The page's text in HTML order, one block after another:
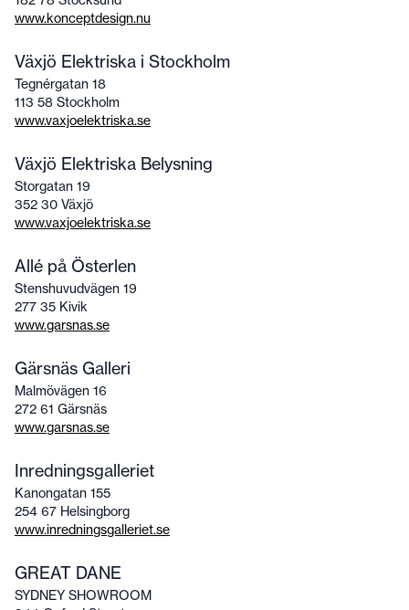
www.konceptdesign.nu
Växjö Elektriska i Stockholm
Tegnérgatan 18
113 58 Stockholm
www.vaxjoelektriska.se
Växjö Elektriska Belysning
Storgatan 19
352 30 Växjö
www.vaxjoelektriska.se
Allé på Österlen
Stenshuvudvägen 19
277 35 Kivik
www.garsnas.se
Gärsnäs Galleri
Malmövägen 16
272 61 Gärsnäs
www.garsnas.se
Inredningsgalleriet
Kanongatan 155
254 67 Helsingborg
www.inredningsgalleriet.se
GREAT DANE
SYDNEY SHOWROOM